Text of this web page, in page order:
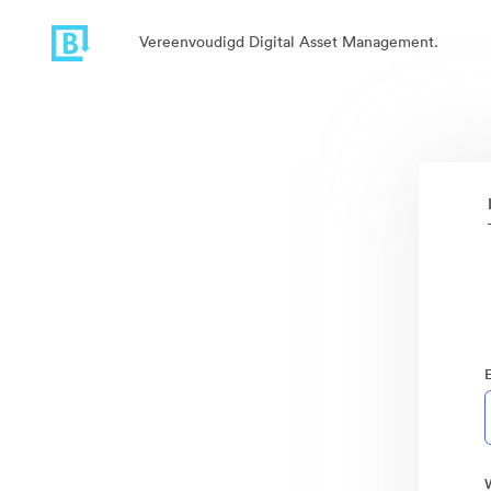
Vereenvoudigd Digital Asset Management.